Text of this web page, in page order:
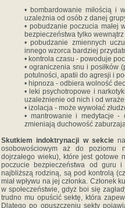
• bombardowanie miłością i
uzależnia od osób z danej
• pobudzanie poczucia małej
bezpieczeństwa tylko
• pobudzanie zmiennych
innego wzorca bardziej
• kontrola czasu - powoduje
• ograniczenia snu i posiłków
potulności, apatii do agresji i
• hipnoza - odbiera wolność
• leki psychotropowe i
uzależnienie od nich i od
• izolacja - może wywołać
• mantrowanie i medytacje -
zmieniają duchowość
Skutkiem indoktrynacji w sekcie
osobowościowym aż do poziomu
dojrzałego wieku), które jest gotowe
poczucie bezpieczeństwa od guru i
najbliższą rodziną, są pod kontrolą
miał wpływu na jej członka.
w społeczeństwie, gdyż boi się
trudno mu opuścić sektę, która
Dlatego po opuszczeniu sekty